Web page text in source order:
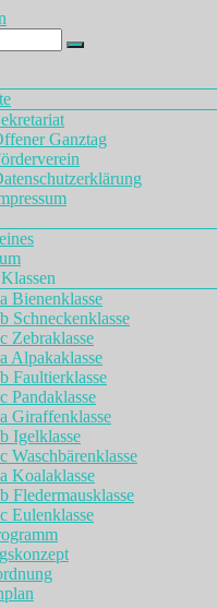
Ganztag
Bienenklasse
Schneckenklasse
Zebraklasse
Alpakaklasse
Faultierklasse
Pandaklasse
Giraffenklasse
Igelklasse
Waschbärenklasse
Koalaklasse
Fledermausklasse
Eulenklasse